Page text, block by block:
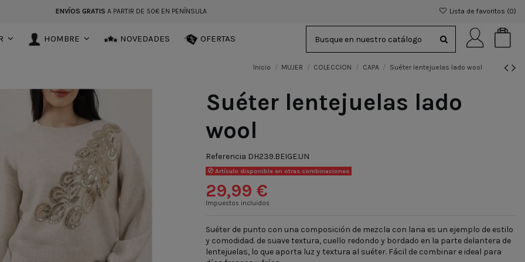
ENVÍOS GRATIS A PARTIR DE 50€ EN PENÍNSULA Lista de favoritos (0)
HOMBRE NOVEDADES OFERTAS
Inicio MUJER COLECCION CAPA Suéter lentejuelas lado wool
Suéter lentejuelas lado
wool
Referencia DH239.BEIGE.UN
Artículo disponible en otras combinaciones
29,99 €
Impuestos incluidos
Suéter de punto con una composición de mezcla con lana es un ejemplo de estilo
y comodidad. de suave textura, cuello redondo y bordado en la parte delantera de
lentejuelas, lo que aporta luz y textura al suéter. Fácil de combinar e ideal para